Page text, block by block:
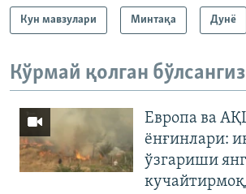
Кун мавзулари Минтақа Дунë
Кўрмай қолган бўлсангиз
Европа ва
ёнғинлари:
ўзгариши